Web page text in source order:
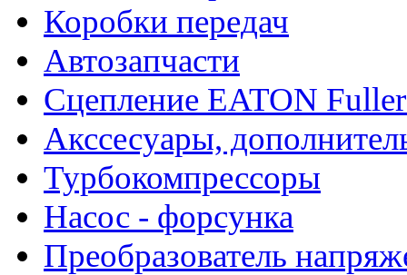
Коробки передач
Автозапчасти
Сцепление EATON
Акссесуары,
Турбокомпрессоры
Насос - форсунка
Преобразователь